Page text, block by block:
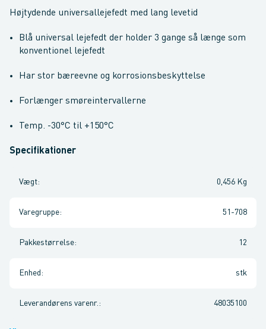
Højtydende universallejefedt med lang levetid
Blå universal lejefedt der holder 3 gange så længe som
konventionel lejefedt
Har stor bæreevne og korrosionsbeskyttelse
Forlænger smøreintervallerne
Temp. -30°C til +150°C
Specifikationer
Vægt: 0,456 Kg
Varegruppe: 51-708
Pakkestørrelse: 12
Enhed : stk
Leverandørens varenr. : 48035100